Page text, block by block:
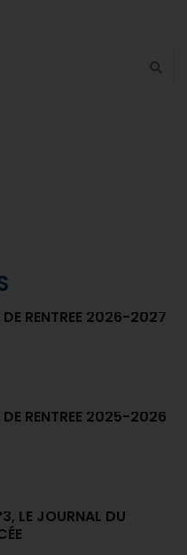
DE RENTRÉE 2026-2027
DE RENTRÉE 2025-2026
LE JOURNAL DU